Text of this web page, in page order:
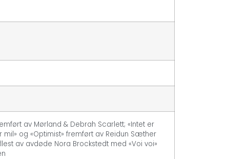
av Mørland & Debrah Scarlett; «Intet er
mil» og «Optimist» fremført av Reidun Sæther
av avdøde Nora Brockstedt med «Voi voi»